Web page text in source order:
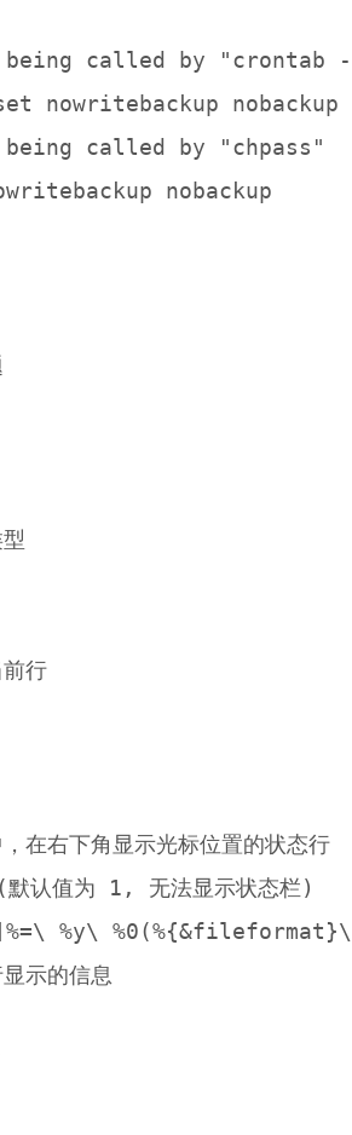
called by "crontab -
nowritebackup nobackup
called by "chpass"
nobackup
行
角显示光标位置的状态行
值为 1, 无法显示状态栏)
%y\
示的信息